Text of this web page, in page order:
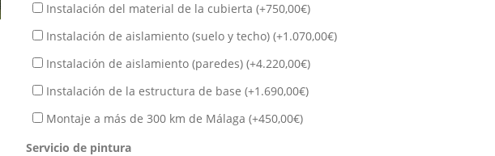
Instalación del material de la cubierta (+750,00€)
Instalación de aislamiento (suelo y techo) (+1.070,00€)
Instalación de aislamiento (paredes) (+4.220,00€)
Instalación de la estructura de base (+1.690,00€)
Montaje a más de 300 km de Málaga (+450,00€)
Servicio de pintura